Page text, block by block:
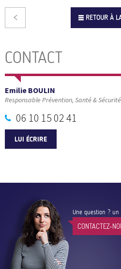
RETOUR À
CONTACT
Emilie BOULIN
Responsable Prévention, Santé &
06 10 15 02 41
LUI ÉCRIRE
Une question ? un
CONTACTEZ-